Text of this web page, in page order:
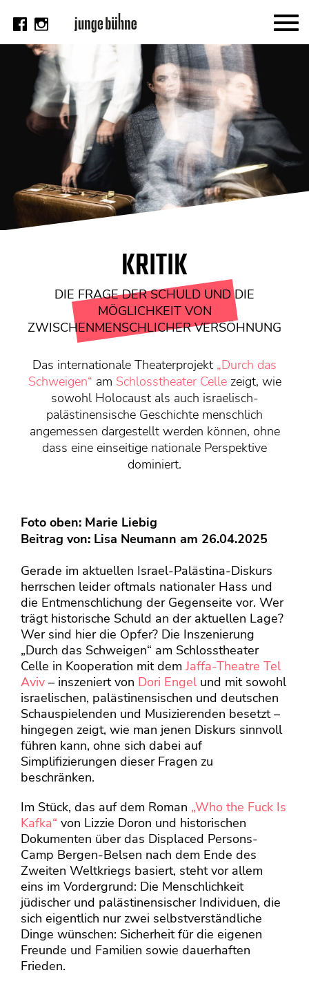
AKTUELL
Thema
Video
DAS HEFT
Aktuelles Heft
Alle Hefte
KONTAKT
Über uns
junge bühne-Beirat
Wir suchen…
KRITIK
DIE FRAGE DER SCHULD UND DIE
MÖGLICHKEIT VON
ZWISCHENMENSCHLICHER VERSÖHNUNG
Das internationale Theaterprojekt „Durch das
Schweigen“ am Schlosstheater Cellezeigt, wie
sowohl Holocaust als auch israelisch-
palästinensische Geschichte menschlich
angemessen dargestellt werden können, ohne
dass eine einseitige nationale Perspektive
dominiert.
Foto oben: Marie Liebig
Beitrag von: Lisa Neumann am 26.04.2025
Gerade im aktuellen Israel-Palästina-Diskurs
herrschen leider oftmals nationaler Hass und
die Entmenschlichung der Gegenseite vor. Wer
trägt historische Schuld an der aktuellen Lage?
Wer sind hier die Opfer? Die Inszenierung
„Durch das Schweigen“ am Schlosstheater
Celle in Kooperation mit dem Jaffa-Theatre Tel
Aviv – inszeniert von Dori Engel und mit sowohl
israelischen, palästinensischen und deutschen
Schauspielenden und Musizierenden besetzt –
hingegen zeigt, wie man jenen Diskurs sinnvoll
führen kann, ohne sich dabei auf
Simplifizierungen dieser Fragen zu
beschränken.
Im Stück, das auf dem Roman „Who the Fuck Is
Kafka“ von Lizzie Doron und historischen
Dokumenten über das Displaced Persons-
Camp Bergen-Belsen nach dem Ende des
Zweiten Weltkriegs basiert, steht vor allem
eins im Vordergrund: Die Menschlichkeit
jüdischer und palästinensischer Individuen, die
sich eigentlich nur zwei selbstverständliche
Dinge wünschen: Sicherheit für die eigenen
Freunde und Familien sowie dauerhaften
Frieden.